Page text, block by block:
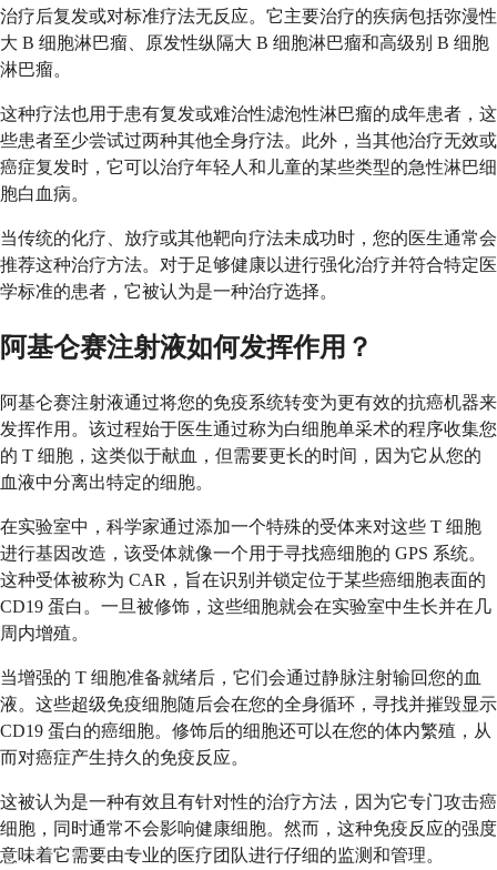
治疗后复发或对标准疗法无反应。它主要治疗的疾病包括弥漫性
大 B 细胞淋巴瘤、原发性纵隔大 B 细胞淋巴瘤和高级别 B 细胞
淋巴瘤。
这种疗法也用于患有复发或难治性滤泡性淋巴瘤的成年患者，这
些患者至少尝试过两种其他全身疗法。此外，当其他治疗无效或
癌症复发时，它可以治疗年轻人和儿童的某些类型的急性淋巴细
胞白血病。
当传统的化疗、放疗或其他靶向疗法未成功时，您的医生通常会
推荐这种治疗方法。对于足够健康以进行强化治疗并符合特定医
学标准的患者，它被认为是一种治疗选择。
阿基仑赛注射液如何发挥作用？
阿基仑赛注射液通过将您的免疫系统转变为更有效的抗癌机器来
发挥作用。该过程始于医生通过称为白细胞单采术的程序收集您
的 T 细胞，这类似于献血，但需要更长的时间，因为它从您的
血液中分离出特定的细胞。
在实验室中，科学家通过添加一个特殊的受体来对这些 T 细胞
进行基因改造，该受体就像一个用于寻找癌细胞的 GPS 系统。
这种受体被称为 CAR，旨在识别并锁定位于某些癌细胞表面的
CD19 蛋白。一旦被修饰，这些细胞就会在实验室中生长并在几
周内增殖。
当增强的 T 细胞准备就绪后，它们会通过静脉注射输回您的血
液。这些超级免疫细胞随后会在您的全身循环，寻找并摧毁显示
CD19 蛋白的癌细胞。修饰后的细胞还可以在您的体内繁殖，从
而对癌症产生持久的免疫反应。
这被认为是一种有效且有针对性的治疗方法，因为它专门攻击癌
细胞，同时通常不会影响健康细胞。然而，这种免疫反应的强度
意味着它需要由专业的医疗团队进行仔细的监测和管理。